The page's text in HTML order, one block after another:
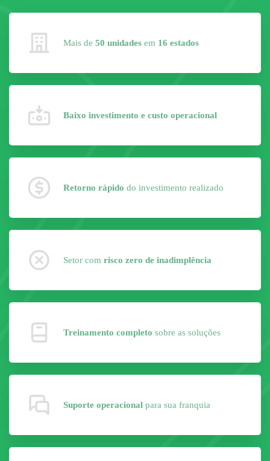
Mais de 50 unidades em 16 estados
Baixo investimento e custo operacional
Retorno rápido do investimento realizado
Setor com risco zero de inadimplência
Treinamento completo sobre as soluções
Suporte operacional para sua franquia